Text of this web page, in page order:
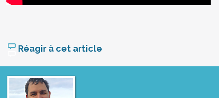
Réagir à cet article